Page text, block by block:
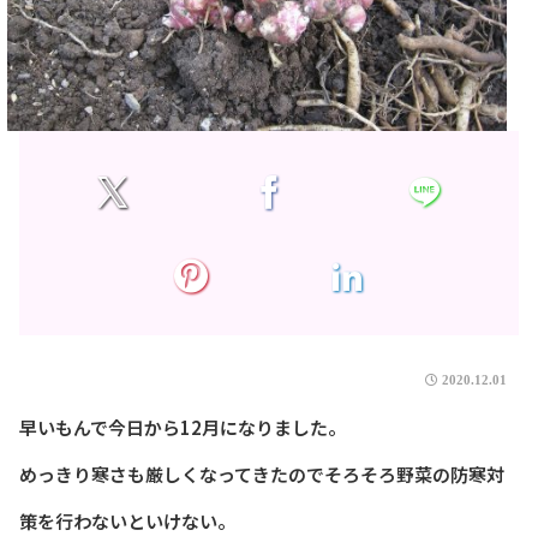
2020.12.01
早いもんで今日から12月になりました。
めっきり寒さも厳しくなってきたのでそろそろ野菜の防寒対
策を行わないといけない。